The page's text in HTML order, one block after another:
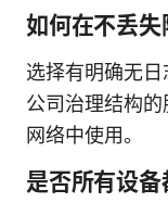
如何在不丢失
选择有明确无
公司治理结构
网络中使用。
是否所有设备